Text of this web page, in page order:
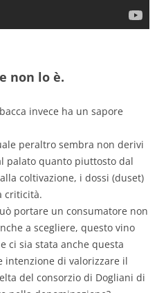
non lo è.
invece ha un sapore
peraltro sembra non derivi
palato quanto piuttosto dal
coltivazione, i dossi (duset)
criticità.
portare un consumatore non
a scegliere, questo vino
ci sia stata anche questa
intenzione di valorizzare il
del consorzio di Dogliani di